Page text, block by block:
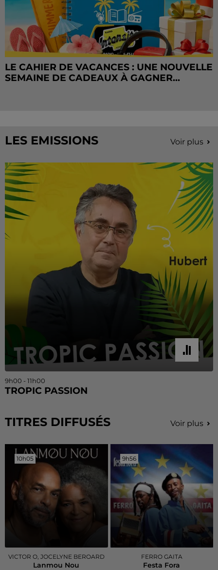
LE CAHIER DE VACANCES : UNE NOUVELLE
SEMAINE DE CADEAUX À GAGNER...
LES EMISSIONS Voir plus
9h00 - 11h00
TROPIC PASSION
TITRES DIFFUSÉS Voir plus
10h05
10h05
VICTOR O, JOCELYNE BEROARD
Lanmou Nou
9h56
9h56
FERRO GAITA
Festa Fora